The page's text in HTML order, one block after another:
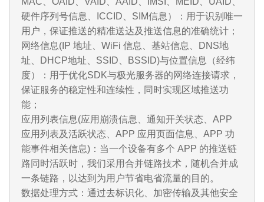
硬件序列号信息、ICCID、SIM信息）：用于识别唯一
用户，保证推送的精准送达及推送信息的准确统计；
网络信息(IP 地址、WiFi 信息、基站信息、DNS地
址、DHCP地址、SSID、BSSID)与位置信息（经纬
度）：用于优化SDK与极光服务器的网络连接请求，
保证服务的稳定性和连续性，同时实现区域推送功
能；
应用列表信息(应用崩溃信息、通知开关状态、APP
应用列表及活跃状态、APP 应用页面信息、APP 功
能事件相关信息)：当一个设备有多个 APP 的推送链
路同时活跃时，我们采用合并链路技术，随机合并成
一条链路，以达到为用户节省电省流量的目的。
数据处理方式：通过去标识化、加密传输及其他安全